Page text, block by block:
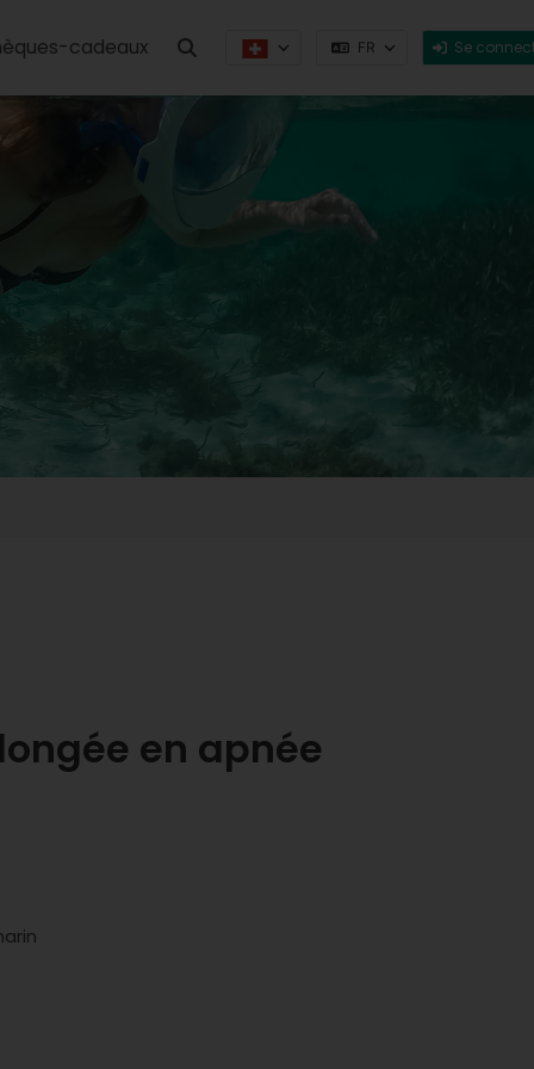
cadeaux FR Se
en apnée